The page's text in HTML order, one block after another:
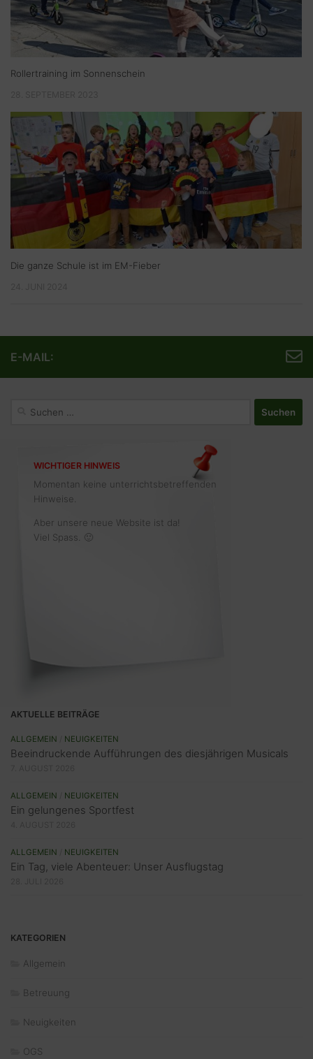
Rollertraining im Sonnenschein
Die ganze Schule ist im EM-Fieber
E-MAIL:
WICHTIGER HINWEIS
Momentan keine unterrichtsbetreffenden
Hinweise.
Aber unsere neue Website ist da!
Viel Spass. 🙂
AKTUELLE BEITRÄGE
ALLGEMEIN NEUIGKEITEN
Beeindruckende Aufführungen des diesjährigen Musicals
ALLGEMEIN NEUIGKEITEN
Ein gelungenes Sportfest
ALLGEMEIN NEUIGKEITEN
Ein Tag, viele Abenteuer: Unser Ausflugstag
KATEGORIEN
Allgemein
Betreuung
Neuigkeiten
OGS